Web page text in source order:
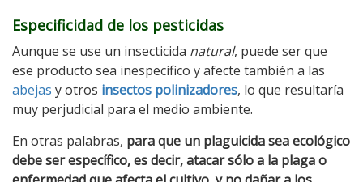
Especificidad de los pesticidas
Aunque se use un insecticida natural, puede ser que
ese producto sea inespecífico y afecte también a las
abejas y otros insectos polinizadores, lo que resultaría
muy perjudicial para el medio ambiente.
En otras palabras, para que un plaguicida sea ecológico
debe ser específico, es decir, atacar sólo a la plaga o